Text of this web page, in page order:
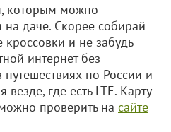
которым можно
на даче. Скорее собирай
и не забудь
интернет без
по России и
где есть LTE. Карту
проверить на сайте